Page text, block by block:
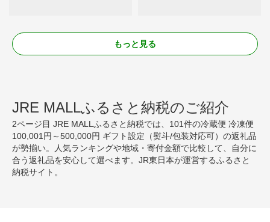
もっと見る
JRE MALLふるさと納税のご紹介
2ページ目 JRE MALLふるさと納税では、101件の冷蔵便 冷凍便
100,001円～500,000円 ギフト設定（熨斗/包装対応可）の返礼品
が勢揃い。人気ランキングや地域・寄付金額で比較して、自分に
合う返礼品を安心して選べます。JR東日本が運営するふるさと
納税サイト。